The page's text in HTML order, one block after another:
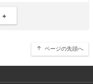
ページの先頭へ